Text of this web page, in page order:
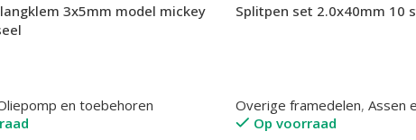
3x5mm model mickey
en toebehoren
Splitpen set 2.0x40mm 10
Overige framedelen, Assen
Op voorraad